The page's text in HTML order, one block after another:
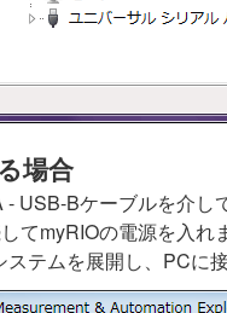
場合
USB-Bケーブルを介し
てmyRIOの電源を入れ
テムを展開し、PCに